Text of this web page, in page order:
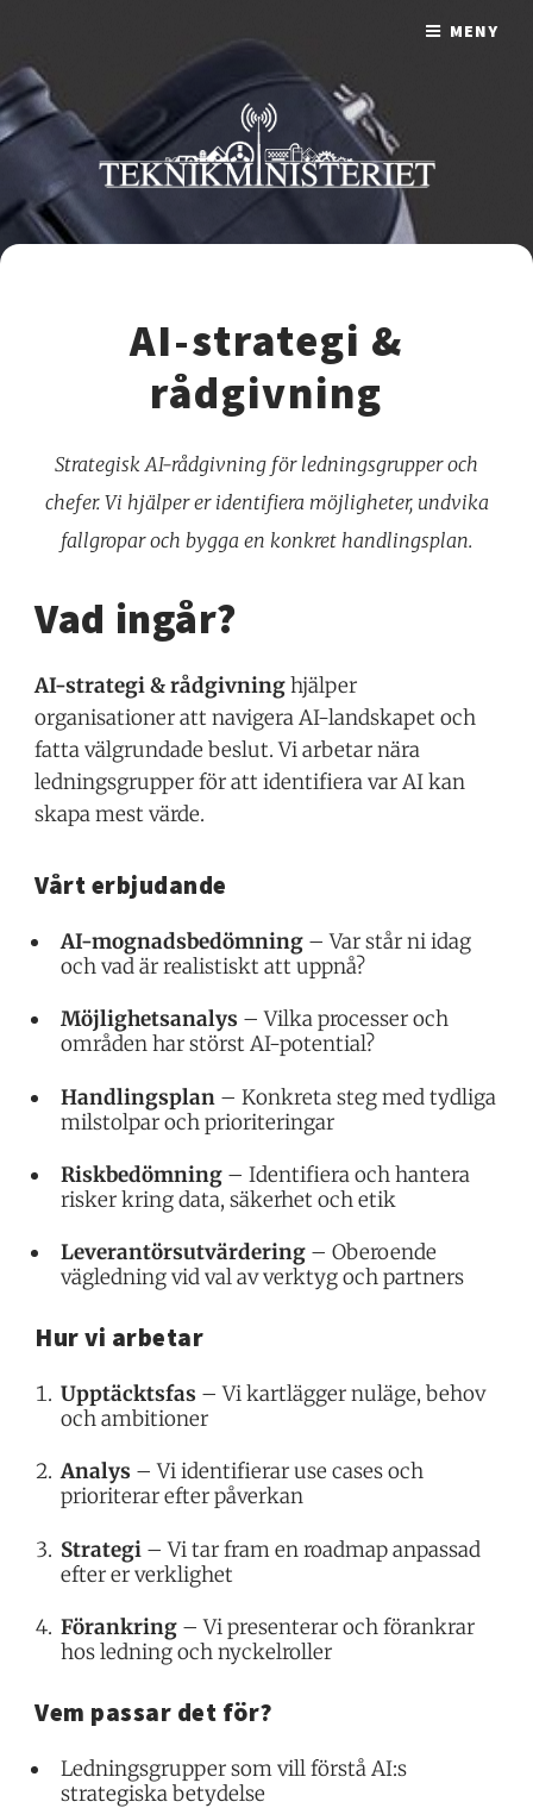
AI-strategi &
rådgivning
Strategisk AI-rådgivning för ledningsgrupper och
chefer. Vi hjälper er identifiera möjligheter, undvika
fallgropar och bygga en konkret handlingsplan.
Vad ingår?
AI-strategi & rådgivninghjälper
organisationer att navigera AI-landskapet och
fatta välgrundade beslut. Vi arbetar nära
ledningsgrupper för att identifiera var AI kan
skapa mest värde.
Vårt erbjudande
AI-mognadsbedömning – Var står ni idag
och vad är realistiskt att uppnå?
Möjlighetsanalys – Vilka processer och
områden har störst AI-potential?
Handlingsplan – Konkreta steg med tydliga
milstolpar och prioriteringar
Riskbedömning – Identifiera och hantera
risker kring data, säkerhet och etik
Leverantörsutvärdering – Oberoende
vägledning vid val av verktyg och partners
Hur vi arbetar
Upptäcktsfas – Vi kartlägger nuläge, behov
och ambitioner
Analys – Vi identifierar use cases och
prioriterar efter påverkan
Strategi – Vi tar fram en roadmap anpassad
efter er verklighet
Förankring – Vi presenterar och förankrar
hos ledning och nyckelroller
Vem passar det för?
Ledningsgrupper som vill förstå AI:s
strategiska betydelse
MENY